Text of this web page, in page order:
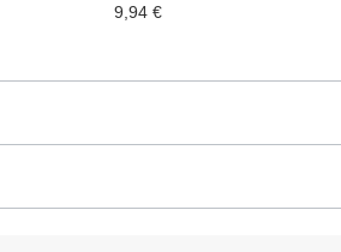
9,94 €